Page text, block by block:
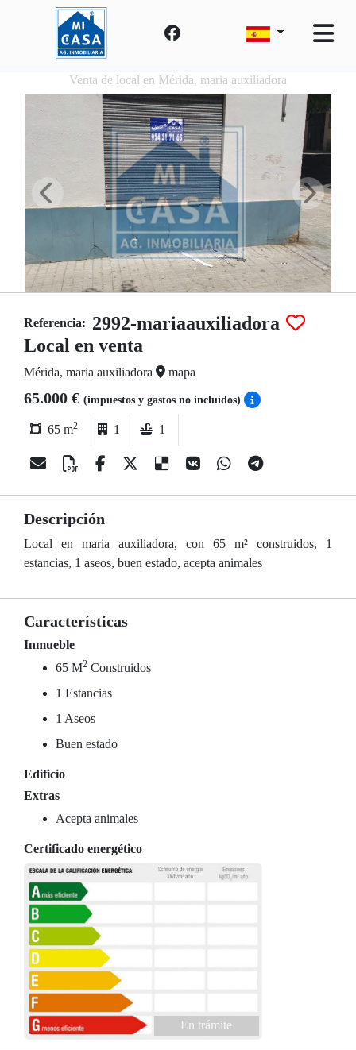
Venta de local en Mérida, maria auxiliadora
Referencia: 2992-mariaauxiliadora
Local en venta
Mérida, maria auxiliadora mapa
65.000 € (impuestos y gastos no incluídos)
65 m2 1 1
Descripción
Local en maria auxiliadora, con 65 m² construidos, 1
estancias, 1 aseos, buen estado, acepta animales
Características
Inmueble
65 M2 Construidos
1 Estancias
1 Aseos
Buen estado
Edificio
Extras
Acepta animales
Certificado energético
En trámite